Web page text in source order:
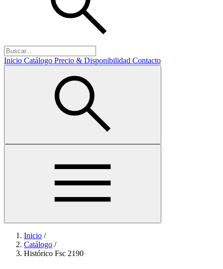
Inicio Catálogo Precio & Disponibilidad Contacto
Inicio /
Catálogo /
Histórico Fsc 2190